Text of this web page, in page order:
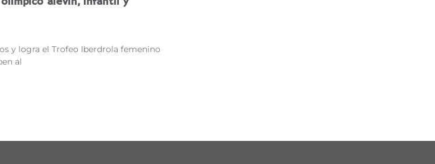
y logra el Trofeo Iberdrola femenino
al